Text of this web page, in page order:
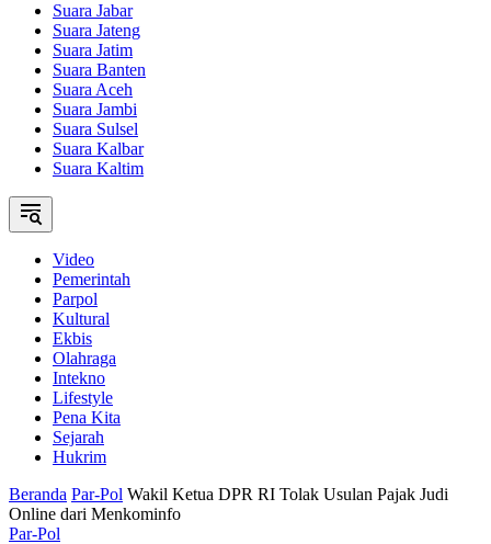
Suara Jabar
Suara Jateng
Suara Jatim
Suara Banten
Suara Aceh
Suara Jambi
Suara Sulsel
Suara Kalbar
Suara Kaltim
Video
Pemerintah
Parpol
Kultural
Ekbis
Olahraga
Intekno
Lifestyle
Pena Kita
Sejarah
Hukrim
Beranda Par-Pol Wakil Ketua DPR RI Tolak Usulan Pajak Judi
Online dari Menkominfo
Par-Pol